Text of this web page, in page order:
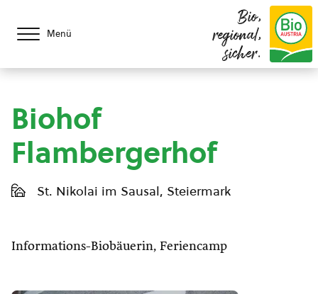
Menü
Bio,
regional,
sicher.
Biohof
Flambergerhof
St. Nikolai im Sausal, Steiermark
Informations-Biobäuerin, Feriencamp